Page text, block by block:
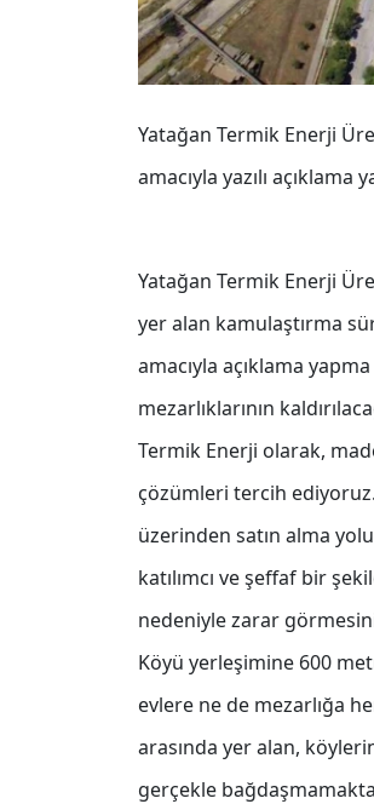
Yatağan Termik Enerji
amacıyla yazılı açıklama
Yatağan Termik Enerji
yer alan kamulaştırma
amacıyla açıklama
mezarlıklarının
Termik Enerji olarak,
çözümleri tercih
üzerinden satın alma
katılımcı ve şeffaf bir
nedeniyle zarar
Köyü yerleşimine 600
evlere ne de mezarlığa
arasında yer alan,
gerçekle